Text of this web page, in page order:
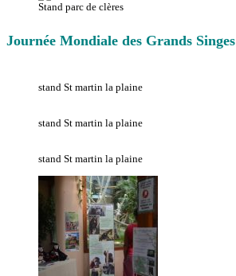
Stand parc de clères
Journée Mondiale des Grands Singes
stand St martin la plaine
stand St martin la plaine
stand St martin la plaine